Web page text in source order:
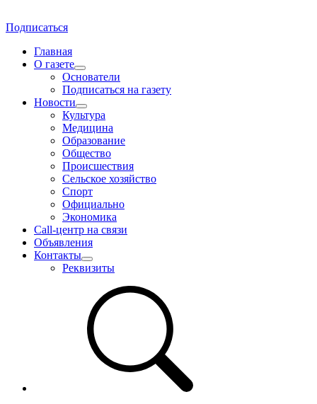
Подписаться
Главная
О газете
Основатели
Подписаться на газету
Новости
Культура
Медицина
Образование
Общество
Происшествия
Сельское хозяйство
Спорт
Официально
Экономика
Call-центр на связи
Объявления
Контакты
Реквизиты